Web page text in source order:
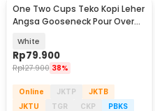
One Two Cups Teko Kopi Leher
Angsa Gooseneck Pour Over
White
Rp79.900
Rp127.900 38%
Online JKTP
JKTB
JKTU
TGR CKP
PBKS